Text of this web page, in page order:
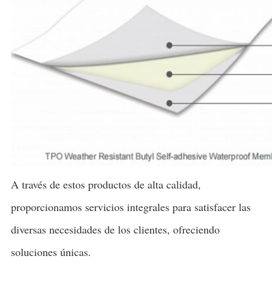
A través de estos productos de alta calidad,
proporcionamos servicios integrales para satisfacer las
diversas necesidades de los clientes, ofreciendo
soluciones únicas.